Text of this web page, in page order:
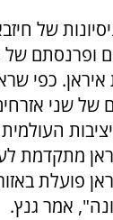
של
ופרנסתם של
כפי
שני
מתקדמת
פועלת
אמר גנץ.